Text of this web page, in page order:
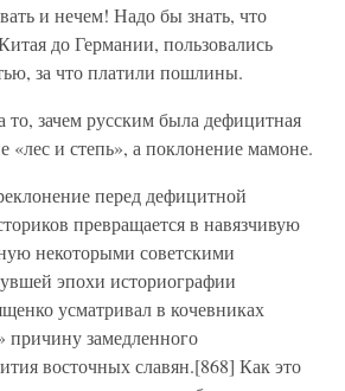
и нечем! Надо бы знать, что
до Германии, пользовались
за что платили пошлины.
то, зачем русским была дефицитная
«лес и степь», а поклонение мамоне.
перед дефицитной
превращается в навязчивую
некоторыми советскими
эпохи историографии
усматривал в кочевниках
причину замедленного
восточных славян.[868] Как это